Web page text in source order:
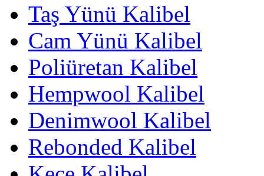
Taş Yünü Kalibel
Cam Yünü Kalibel
Poliüretan Kalibel
Hempwool Kalibel
Denimwool Kalibel
Rebonded Kalibel